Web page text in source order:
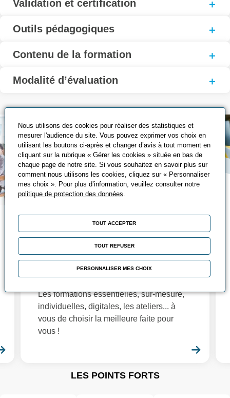
Validation et certification
Outils pédagogiques
Contenu de la formation
Modalité d’évaluation
Nos solutions de
formation
Fidèles à nos objectifs d'adaptation à vos
besoins, nous avons de nombreuses
Les formations essentielles, sur-mesure,
individuelles, digitales, les ateliers... à
vous de choisir la meilleure faite pour
vous !
LES POINTS FORTS
Nous utilisons des cookies pour réaliser des statistiques et
mesurer l'audience du site. Vous pouvez exprimer vos choix en
utilisant les boutons ci-après et changer d’avis à tout moment en
cliquant sur la rubrique « Gérer les cookies » située en bas de
chaque page de notre site. Si vous souhaitez en savoir plus sur
comment nous utilisons les cookies, cliquez sur « Personnaliser
mes choix ». Pour plus d’information, veuillez consulter notre
politique de protection des données.
TOUT ACCEPTER
TOUT REFUSER
PERSONNALISER MES CHOIX